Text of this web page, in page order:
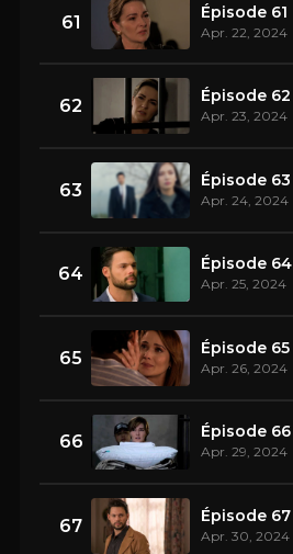
61 Épisode 61
Apr. 22, 2024
62 Épisode 62
Apr. 23, 2024
63 Épisode 63
Apr. 24, 2024
64 Épisode 64
Apr. 25, 2024
65 Épisode 65
Apr. 26, 2024
66 Épisode 66
Apr. 29, 2024
67 Épisode 67
Apr. 30, 2024